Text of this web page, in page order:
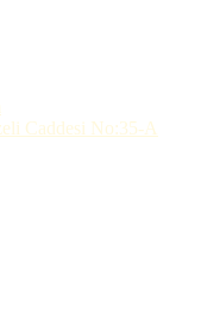
Caddesi No:35-A